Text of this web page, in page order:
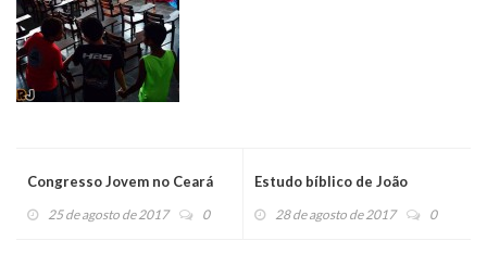
Congresso Jovem no Ceará
25 de agosto de 2017 0
Estudo bíblico de João
28 de agosto de 2017 0